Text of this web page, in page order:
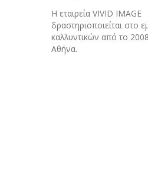
H εταιρεία VIVID IMAGE
δραστηριοποιείται στο
καλλυντικών από το
Αθήνα.